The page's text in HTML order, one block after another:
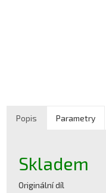
Popis Parametry
Skladem
Originální díl